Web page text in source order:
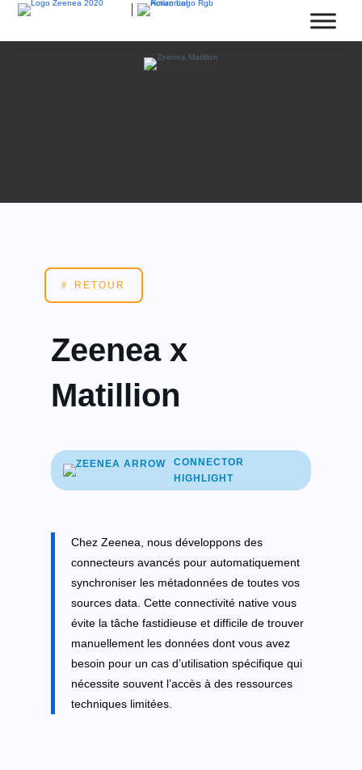
RETOUR
Zeenea x
Matillion
CONNECTOR
HIGHLIGHT
Chez Zeenea, nous développons des
connecteurs avancés pour automatiquement
synchroniser les métadonnées de toutes vos
sources data. Cette connectivité native vous
évite la tâche fastidieuse et difficile de trouver
manuellement les données dont vous avez
besoin pour un cas d’utilisation spécifique qui
nécessite souvent l’accès à des ressources
techniques limitées.